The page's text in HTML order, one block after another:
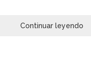
Continuar leyendo